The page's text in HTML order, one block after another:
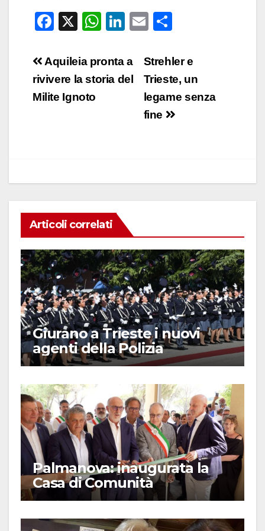
F
c
e
b
X
W
at
s
Li
k
e
E
ail n
di
vi
di
Navigazione
articoli
Strehler e
Trieste, un
legame senza
fine
Aquileia pronta a
rivivere la storia del
Milite Ignoto
Articoli correlati
Giurano a Trieste i nuovi
agenti della Polizia
Palmanova: inaugurata la
Casa di Comunità